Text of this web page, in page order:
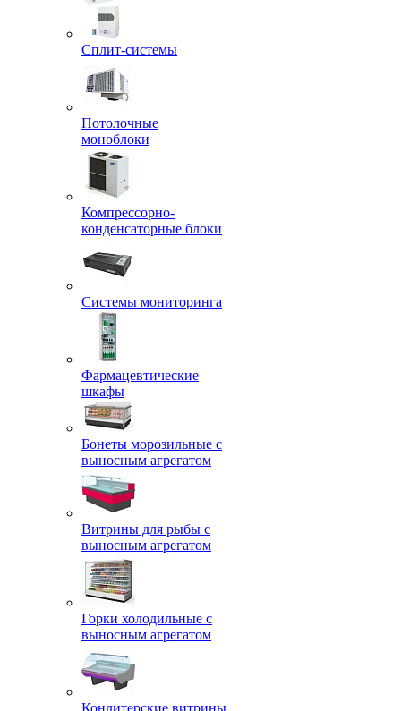
Сплит-системы
Потолочные
моноблоки
Компрессорно-
конденсаторные блоки
Системы мониторинга
Фармацевтические
шкафы
Бонеты морозильные с
выносным агрегатом
Витрины для рыбы с
выносным агрегатом
Горки холодильные с
выносным агрегатом
Кондитерские витрины